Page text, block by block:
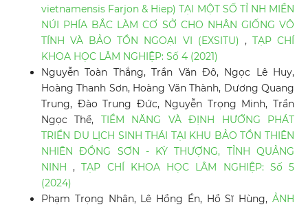
vietnamensis Farjon & Hiep) TẠI MỘT SỐ TỈ NH MIỀN
NÚI PHÍA BẮC LÀM CƠ SỞ CHO NHÂN GIỐNG VÔ
TÍNH VÀ BẢO TỒN NGOẠI VI (EXSITU) , TẠP CHÍ
KHOA HỌC LÂM NGHIỆP: Số 4 (2021)
Nguyễn Toàn Thắng, Trần Văn Đô, Ngọc Lê Huy,
Hoàng Thanh Sơn, Hoàng Văn Thành, Dương Quang
Trung, Đào Trung Đức, Nguyễn Trọng Minh, Trần
Ngọc Thể, TIỀM NĂNG VÀ ĐỊNH HƯỚNG PHÁT
TRIỂN DU LỊCH SINH THÁI TẠI KHU BẢO TỒN THIÊN
NHIÊN ĐỒNG SƠN - KỲ THƯỢNG, TỈNH QUẢNG
NINH,TẠP CHÍ KHOA HỌC LÂM NGHIỆP: Số 5
(2024)
Phạm Trọng Nhân, Lê Hồng Én, Hồ Sĩ Hùng,ẢNH